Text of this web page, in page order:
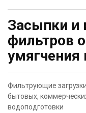
Засыпки и
фильтров
умягчения
Фильтрующие
бытовых,
водоподготовки